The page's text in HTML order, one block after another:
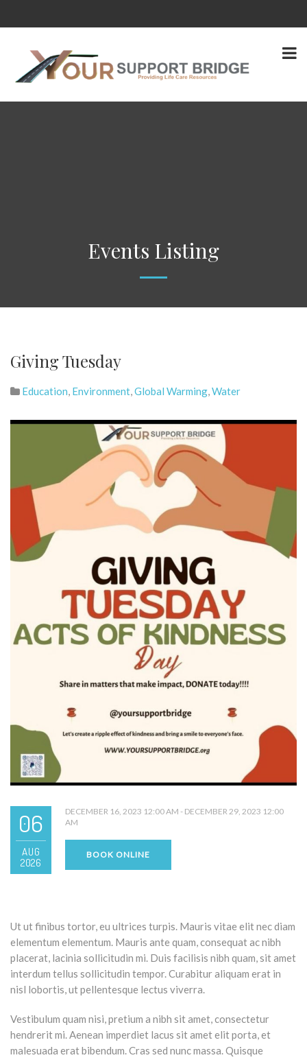
Events Listing
Giving Tuesday
Education, Environment,Global Warming,Water
06
AUG
2026
DECEMBER 16, 2023 12:00 AM - DECEMBER 29, 2023 12:00
AM
BOOK ONLINE
Ut ut finibus tortor, eu ultrices turpis. Mauris vitae elit nec diam
elementum elementum. Mauris ante quam, consequat ac nibh
placerat, lacinia sollicitudin mi. Duis facilisis nibh quam, sit amet
interdum tellus sollicitudin tempor. Curabitur aliquam erat in
nisl lobortis, ut pellentesque lectus viverra.
Vestibulum quam nisi, pretium a nibh sit amet, consectetur
hendrerit mi. Aenean imperdiet lacus sit amet elit porta, et
malesuada erat bibendum. Cras sed nunc massa. Quisque